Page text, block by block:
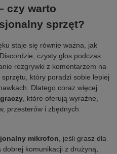
czy warto
sprzęt?
staje się równie ważna, jak
czysty głos podczas
rozgrywki z komentarzem na
który poradzi sobie lepiej
Dlatego coraz więcej
, które oferują wyraźne,
przesterów i zbędnych
mikrofon, jeśli grasz dla
komunikacji z drużyną,